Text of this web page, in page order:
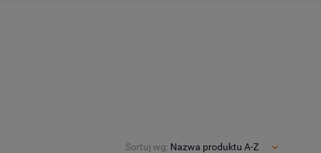
Sortuj wg: Nazwa produktu A-Z